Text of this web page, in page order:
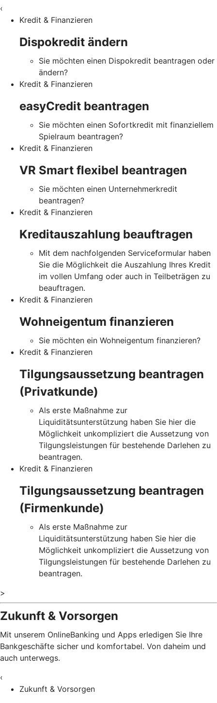
‹
Kredit & Finanzieren
Dispokredit ändern
Sie möchten einen Dispokredit beantragen oder
ändern?
Kredit & Finanzieren
easyCredit beantragen
Sie möchten einen Sofortkredit mit finanziellem
Spielraum beantragen?
Kredit & Finanzieren
VR Smart flexibel beantragen
Sie möchten einen Unternehmerkredit
beantragen?
Kredit & Finanzieren
Kreditauszahlung beauftragen
Mit dem nachfolgenden Serviceformular haben
Sie die Möglichkeit die Auszahlung Ihres Kredit
im vollen Umfang oder auch in Teilbeträgen zu
beauftragen.
Kredit & Finanzieren
Wohneigentum finanzieren
Sie möchten ein Wohneigentum finanzieren?
Kredit & Finanzieren
Tilgungsaussetzung beantragen
(Privatkunde)
Als erste Maßnahme zur
Liquiditätsunterstützung haben Sie hier die
Möglichkeit unkompliziert die Aussetzung von
Tilgungsleistungen für bestehende Darlehen zu
beantragen.
Kredit & Finanzieren
Tilgungsaussetzung beantragen
(Firmenkunde)
Als erste Maßnahme zur
Liquiditätsunterstützung haben Sie hier die
Möglichkeit unkompliziert die Aussetzung von
Tilgungsleistungen für bestehende Darlehen zu
beantragen.
>
Zukunft & Vorsorgen
Mit unserem OnlineBanking und Apps erledigen Sie Ihre
Bankgeschäfte sicher und komfortabel. Von daheim und
auch unterwegs.
‹
Zukunft & Vorsorgen